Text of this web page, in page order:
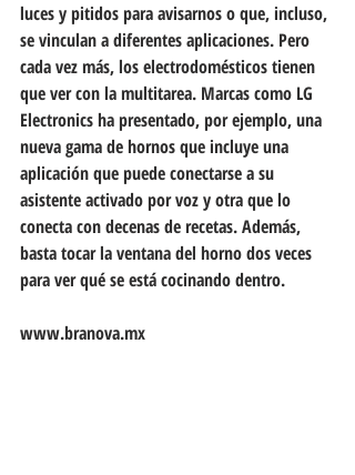
luces y pitidos para avisarnos o que, incluso,
se vinculan a diferentes aplicaciones. Pero
cada vez más, los electrodomésticos tienen
que ver con la multitarea. Marcas como LG
Electronics ha presentado, por ejemplo, una
nueva gama de hornos que incluye una
aplicación que puede conectarse a su
asistente activado por voz y otra que lo
conecta con decenas de recetas. Además,
basta tocar la ventana del horno dos veces
para ver qué se está cocinando dentro.
www.branova.mx